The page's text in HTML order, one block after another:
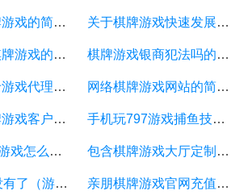
真钱手机棋牌游戏的简单介绍 关于棋牌游戏快速发展玩家的信息
网络电玩城棋牌游戏的简单介绍 棋牌游戏银商犯法吗的简单介绍
至尊棋牌房卡游戏代理的简单介绍 网络棋牌游戏网站的简单介绍
包含手机棋牌游戏客户端的词条 手机玩797游戏捕鱼技术（手机玩797游戏捕鱼技术是真的吗）
包含850棋牌游戏怎么刷分的词条 包含棋牌游戏大厅定制的词条
qq游戏斗牛没有了（游戏里面的斗牛怎么玩不了） 亲朋棋牌游戏官网充值的简单介绍